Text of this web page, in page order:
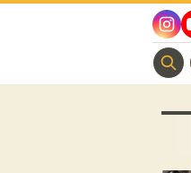
instagram
مسيحية